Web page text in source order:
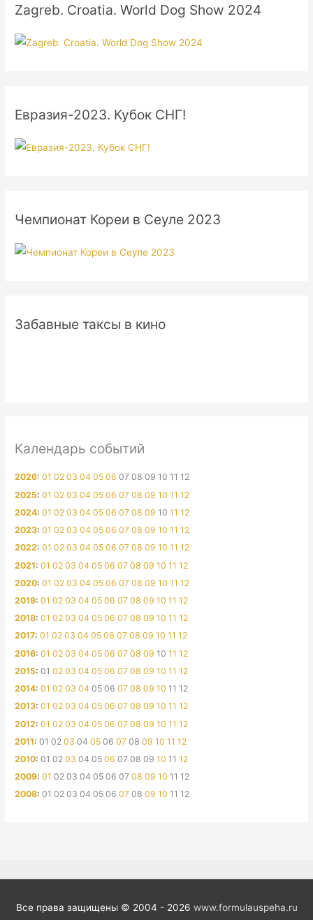
Zagreb. Croatia. World Dog Show 2024
Евразия-2023. Кубок СНГ!
Чемпионат Кореи в Сеуле 2023
Забавные таксы в кино
Календарь событий
2026:01 02 03 04 05 06 07 08 09 10 11 12
2025:01 02 03 04 05 06 07 08 09 10 11 12
2024:01 02 03 04 05 06 07 08 09 10 11 12
2023:01 02 03 04 05 06 07 08 09 10 11 12
2022:01 02 03 04 05 06 07 08 09 10 11 12
2021:01 02 03 04 05 06 07 08 09 10 11 12
2020:01 02 03 04 05 06 07 08 09 10 11 12
2019:01 02 03 04 05 06 07 08 09 10 11 12
2018:01 02 03 04 05 06 07 08 09 10 11 12
2017:01 02 03 04 05 06 07 08 09 10 11 12
2016:01 02 03 04 05 06 07 08 09 10 11 12
2015:01 02 03 04 05 06 07 08 09 10 11 12
2014:01 02 03 04 05 06 07 08 09 10 11 12
2013:01 02 03 04 05 06 07 08 09 10 11 12
2012:01 02 03 04 05 06 07 08 09 10 11 12
2011:01 02 03 04 05 06 07 08 09 10 11 12
2010:01 02 03 04 05 06 07 08 09 10 11 12
2009:01 02 03 04 05 06 07 08 09 10 11 12
2008:01 02 03 04 05 06 07 08 09 10 11 12
Все права защищены © 2004 - 2026 www.formulauspeha.ru